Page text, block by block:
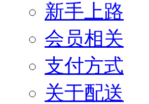
新手上路
会员相关
支付方式
关于配送